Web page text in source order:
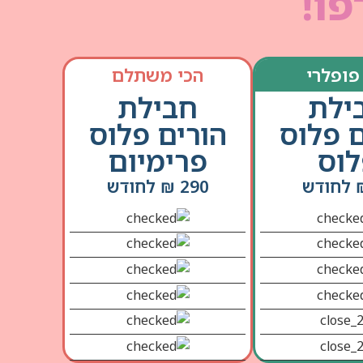
פלוס
הכי משתלם
חבילת
הורים פלוס
פרימיום
290 ₪ לחודש